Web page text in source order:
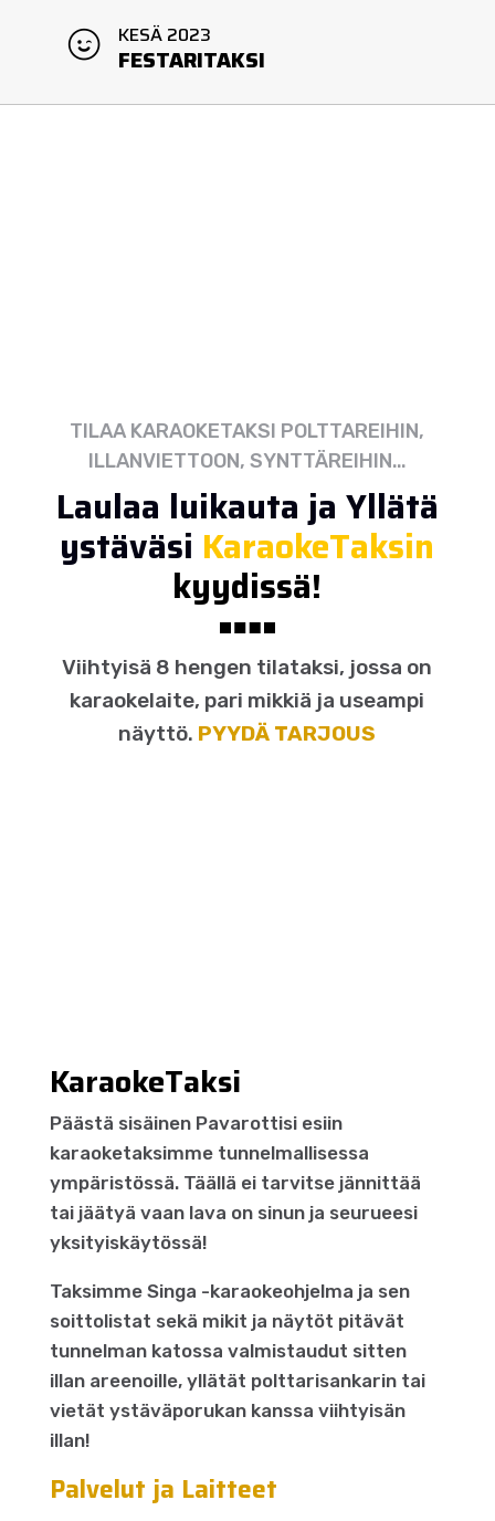
KESÄ 2023
FESTARITAKSI
TILAA KARAOKETAKSI POLTTAREIHIN,
ILLANVIETTOON, SYNTTÄREIHIN…
Laulaa luikauta ja Yllätä
ystäväsi KaraokeTaksin
kyydissä!
Viihtyisä 8 hengen tilataksi, jossa on
karaokelaite, pari mikkiä ja useampi
näyttö. PYYDÄ TARJOUS
KaraokeTaksi
Päästä sisäinen Pavarottisi esiin
karaoketaksimme tunnelmallisessa
ympäristössä. Täällä ei tarvitse jännittää
tai jäätyä vaan lava on sinun ja seurueesi
yksityiskäytössä!
Taksimme Singa -karaokeohjelma ja sen
soittolistat sekä mikit ja näytöt pitävät
tunnelman katossa valmistaudut sitten
illan areenoille, yllätät polttarisankarin tai
vietät ystäväporukan kanssa viihtyisän
illan!
Palvelut ja Laitteet